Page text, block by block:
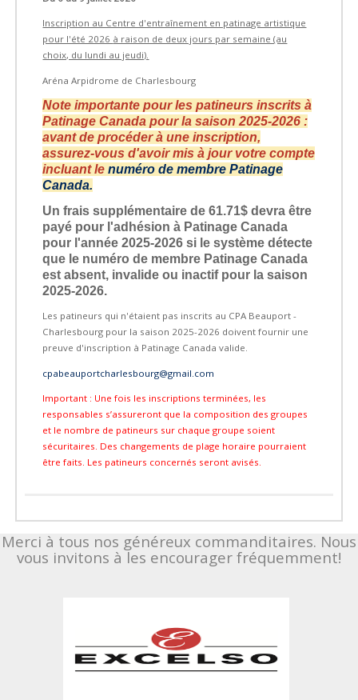
Inscription au Centre d'entraînement en patinage artistique
pour l'été 2026 à raison de deux jours par semaine (au
choix, du lundi au jeudi).
Aréna Arpidrome de Charlesbourg
Note importante pour les patineurs inscrits à
Patinage Canada pour la saison 2025-2026 :
avant de procéder à une inscription,
assurez-vous d'avoir mis à jour votre compte
incluant lenuméro de membre Patinage
Canada.
Un frais supplémentaire de 61.71$ devra être
payé pour l'adhésion à Patinage Canada
pour l'année 2025-2026 si le système détecte
que le numéro de membre Patinage Canada
est absent, invalide ou inactif pour la saison
2025-2026.
Les patineurs qui n'étaient pas inscrits au CPA Beauport -
Charlesbourg pour la saison 2025-2026 doivent fournir une
preuve d'inscription à Patinage Canada valide.
cpabeauportcharlesbourg@gmail.com
Important : Une fois les inscriptions terminées, les
responsables s’assureront que la composition des groupes
et le nombre de patineurs sur chaque groupe soient
sécuritaires. Des changements de plage horaire pourraient
être faits. Les patineurs concernés seront avisés.
Merci à tous nos généreux commanditaires. Nous
vous invitons à les encourager fréquemment!